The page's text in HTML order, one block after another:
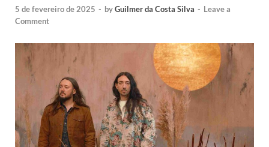
5 de fevereiro de 2025 - byGuilmer da Costa Silva - Leave a
Comment